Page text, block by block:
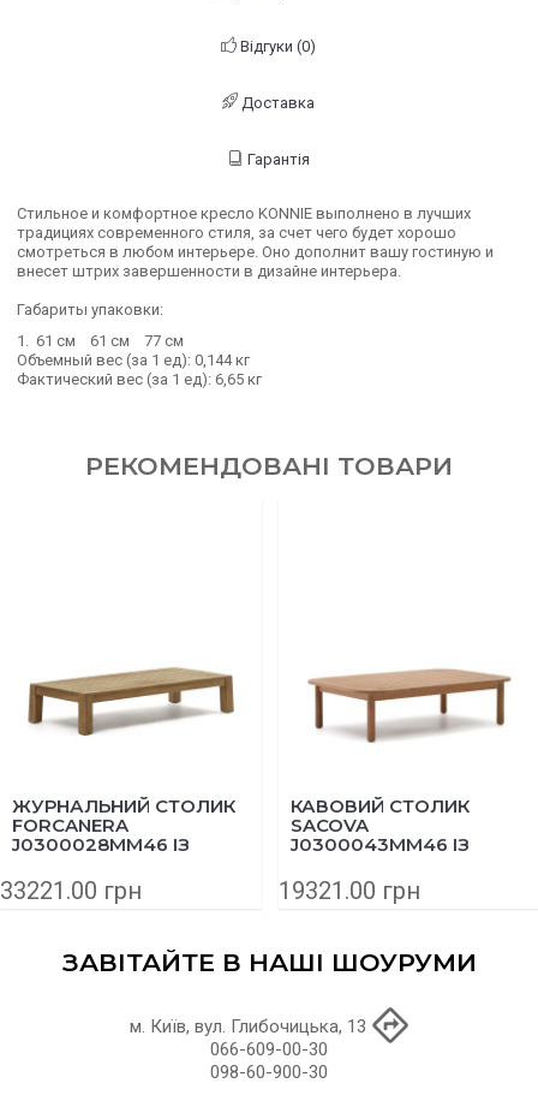
Відгуки (0)
Доставка
Гарантія
Стильное и комфортное кресло KONNIE выполнено в лучших
традициях современного стиля, за счет чего будет хорошо
смотреться в любом интерьере. Оно дополнит вашу гостиную и
внесет штрих завершенности в дизайне интерьера.
Габариты упаковки:
1. 61 см 61 см 77 см
Объемный вес (за 1 ед): 0,144 кг
Фактический вес (за 1 ед): 6,65 кг
РЕКОМЕНДОВАНІ ТОВАРИ
ЖУРНАЛЬНИЙ СТОЛИК
FORCANERA
J0300028MM46 ІЗ
СМ
33221.00 грн
КАВОВИЙ СТОЛИК
SACOVA
J0300043MM46 ІЗ
140Х89 СМ
19321.00 грн
ЗАВІТАЙТЕ В НАШІ ШОУРУМИ
м. Київ, вул. Глибочицька, 13
066-609-00-30
098-60-900-30